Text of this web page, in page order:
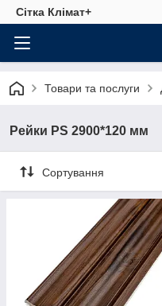
Сітка Клімат+
Товари та послуги
Рейки PS 2900*120 мм
Сортування